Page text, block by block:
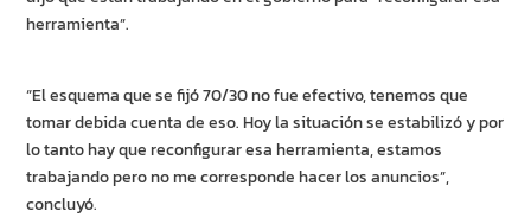
herramienta”.
“El esquema que se fijó 70/30 no fue efectivo, tenemos que
tomar debida cuenta de eso. Hoy la situación se estabilizó y por
lo tanto hay que reconfigurar esa herramienta, estamos
trabajando pero no me corresponde hacer los anuncios”,
concluyó.